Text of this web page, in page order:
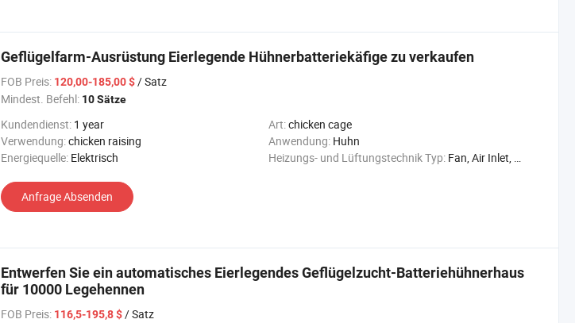
Geflügelfarm-Ausrüstung Eierlegende Hühnerbatteriekäfige zu verkaufen
FOB Preis: 120,00-185,00 $/ Satz
Mindest. Befehl: 10 Sätze
Kundendienst: 1 year Art:chicken cage
Verwendung:chicken raising Anwendung: Huhn
Energiequelle: Elektrisch Heizungs- und Lüftungstechnik Typ: Fan, Air Inlet, Cooling Pad
Anfrage Absenden
Entwerfen Sie ein automatisches Eierlegendes Geflügelzucht-Batteriehühnerhaus
für 10000 Legehennen
FOB Preis: 116,5-195,8 $/ Satz